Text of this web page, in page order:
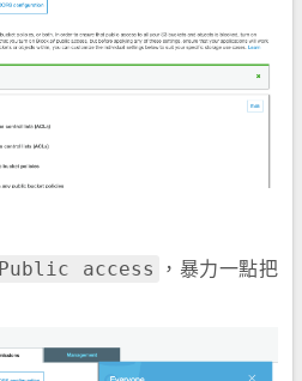
Public access
，暴力一點把